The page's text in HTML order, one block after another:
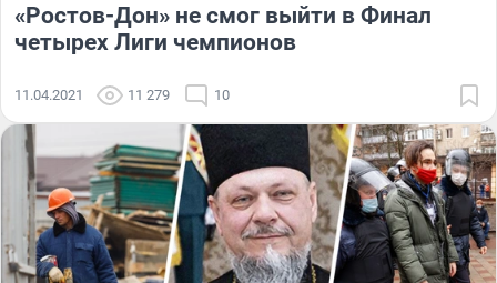
«Ростов-Дон» не смог выйти в Финал
четырех Лиги чемпионов
11.04.2021 11 279 10